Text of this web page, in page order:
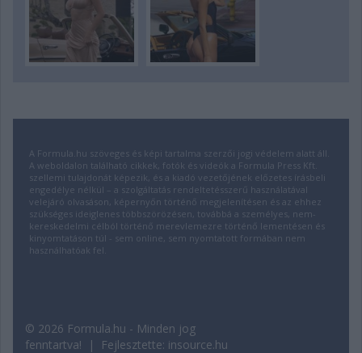
A Formula.hu szöveges és képi tartalma szerzői jogi védelem alatt áll.
A weboldalon található cikkek, fotók és videók a Formula Press Kft.
szellemi tulajdonát képezik, és a kiadó vezetőjének előzetes írásbeli
engedélye nélkül – a szolgáltatás rendeltetésszerű használatával
velejáró olvasáson, képernyőn történő megjelenítésen és az ehhez
szükséges ideiglenes többszörözésen, továbbá a személyes, nem-
kereskedelmi célból történő merevlemezre történő lementésen és
kinyomtatáson túl - sem online, sem nyomtatott formában nem
használhatóak fel.
© 2026 Formula.hu - Minden jog
fenntartva! | Fejlesztette: insource.hu